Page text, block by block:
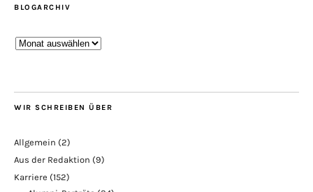
BLOGARCHIV
Blogarchiv
WIR SCHREIBEN ÜBER
Allgemein (2)
Aus der Redaktion (9)
Karriere (152)